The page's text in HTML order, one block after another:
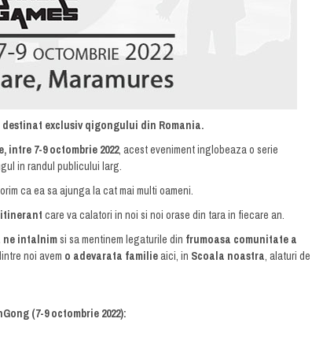
exclusiv qigongului din Romania.
intre 7-9 octombrie 2022, acest eveniment inglobeaza o serie
in randul publicului larg.
ca ea sa ajunga la cat mai multi oameni.
care va calatori in noi si noi orase din tara in fiecare an.
ne intalnim si sa mentinem legaturile din frumoasa comunitate a
noi avem o adevarata familieaici, in Scoala noastra, alaturi de
(7-9 octombrie 2022):